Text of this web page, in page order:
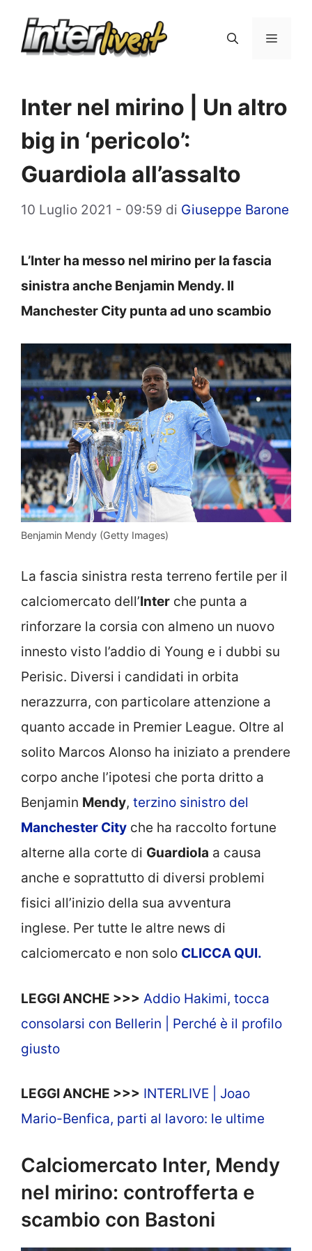
Menu
Inter nel mirino | Un altro
big in ‘pericolo’:
Guardiola all’assalto
10 Luglio 2021 - 09:59 di Giuseppe Barone
L’Inter ha messo nel mirino per la fascia
sinistra anche Benjamin Mendy. Il
Manchester City punta ad uno scambio
Benjamin Mendy (Getty Images)
La fascia sinistra resta terreno fertile per il
calciomercato dell’Inter che punta a
rinforzare la corsia con almeno un nuovo
innesto visto l’addio di Young e i dubbi su
Perisic. Diversi i candidati in orbita
nerazzurra, con particolare attenzione a
quanto accade in Premier League. Oltre al
solito Marcos Alonso ha iniziato a prendere
corpo anche l’ipotesi che porta dritto a
Benjamin Mendy, terzino sinistro del
Manchester City che ha raccolto fortune
alterne alla corte di Guardiola a causa
anche e soprattutto di diversi problemi
fisici all’inizio della sua avventura
inglese. Per tutte le altre news di
calciomercato e non solo CLICCA QUI.
LEGGI ANCHE >>> Addio Hakimi, tocca
consolarsi con Bellerin | Perché è il profilo
giusto
LEGGI ANCHE >>> INTERLIVE | Joao
Mario-Benfica, parti al lavoro: le ultime
Calciomercato Inter, Mendy
nel mirino: controfferta e
scambio con Bastoni